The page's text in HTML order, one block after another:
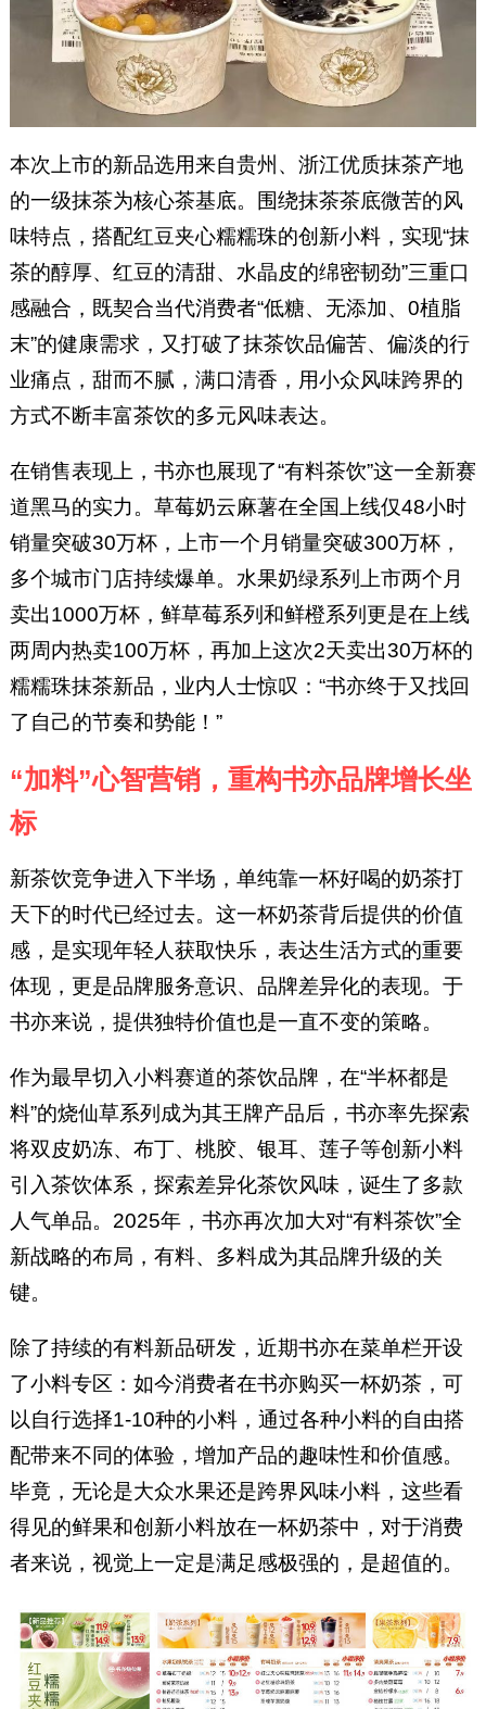
本次上市的新品选用来自贵州、浙江优质抹茶产地
的一级抹茶为核心茶基底。围绕抹茶茶底微苦的风
味特点，搭配红豆夹心糯糯珠的创新小料，实现“抹
茶的醇厚、红豆的清甜、水晶皮的绵密韧劲”三重口
感融合，既契合当代消费者“低糖、无添加、0植脂
末”的健康需求，又打破了抹茶饮品偏苦、偏淡的行
业痛点，甜而不腻，满口清香，用小众风味跨界的
方式不断丰富茶饮的多元风味表达。
在销售表现上，书亦也展现了“有料茶饮”这一全新赛
道黑马的实力。草莓奶云麻薯在全国上线仅48小时
销量突破30万杯，上市一个月销量突破300万杯，
多个城市门店持续爆单。水果奶绿系列上市两个月
卖出1000万杯，鲜草莓系列和鲜橙系列更是在上线
两周内热卖100万杯，再加上这次2天卖出30万杯的
糯糯珠抹茶新品，业内人士惊叹：“书亦终于又找回
了自己的节奏和势能！”
“加料”心智营销，重构书亦品牌增长坐
标
新茶饮竞争进入下半场，单纯靠一杯好喝的奶茶打
天下的时代已经过去。这一杯奶茶背后提供的价值
感，是实现年轻人获取快乐，表达生活方式的重要
体现，更是品牌服务意识、品牌差异化的表现。于
书亦来说，提供独特价值也是一直不变的策略。
作为最早切入小料赛道的茶饮品牌，在“半杯都是
料”的烧仙草系列成为其王牌产品后，书亦率先探索
将双皮奶冻、布丁、桃胶、银耳、莲子等创新小料
引入茶饮体系，探索差异化茶饮风味，诞生了多款
人气单品。2025年，书亦再次加大对“有料茶饮”全
新战略的布局，有料、多料成为其品牌升级的关
键。
除了持续的有料新品研发，近期书亦在菜单栏开设
了小料专区：如今消费者在书亦购买一杯奶茶，可
以自行选择1-10种的小料，通过各种小料的自由搭
配带来不同的体验，增加产品的趣味性和价值感。
毕竟，无论是大众水果还是跨界风味小料，这些看
得见的鲜果和创新小料放在一杯奶茶中，对于消费
者来说，视觉上一定是满足感极强的，是超值的。